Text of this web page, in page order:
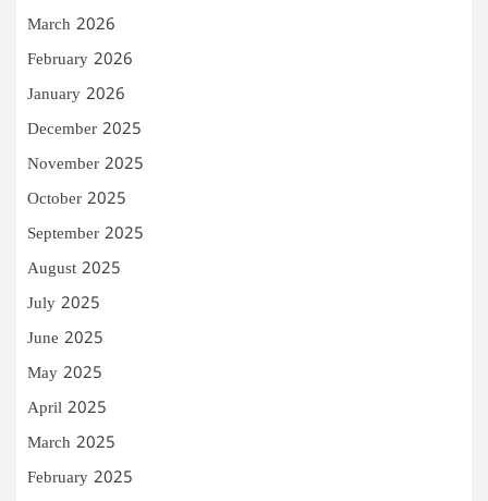
March 2026
February 2026
January 2026
December 2025
November 2025
October 2025
September 2025
August 2025
July 2025
June 2025
May 2025
April 2025
March 2025
February 2025